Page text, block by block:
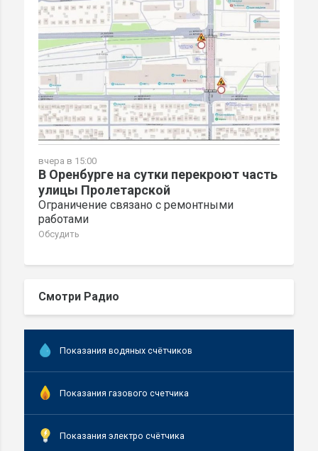
вчера в 15:00
В Оренбурге на сутки перекроют часть
улицы Пролетарской
Ограничение связано с ремонтными
работами
Обсудить
Смотри Радио
Показания водяных счётчиков
Показания газового счетчика
Показания электро счётчика